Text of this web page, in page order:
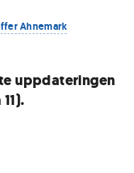
Ahnemark
uppdateringen